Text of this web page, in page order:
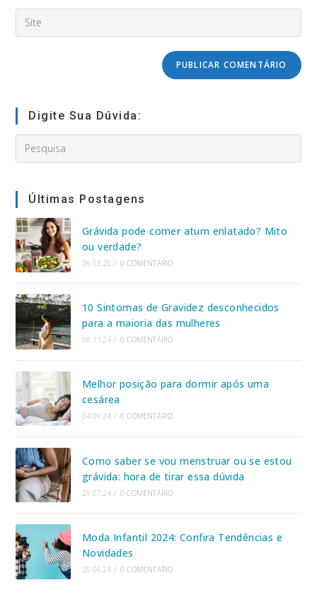
de
usuário
para
address
to
Digite
(opcional)
Digite Sua Dúvida:
Search
this
Últimas Postagens
Grávida pode comer atum enlatado? Mito
ou verdade?
06.03.25 / 0 COMENTÁRIO
10 Sintomas de Gravidez desconhecidos
para a maioria das mulheres
08.11.24 / 0 COMENTÁRIO
Melhor posição para dormir após uma
cesárea
04.09.24 / 0 COMENTÁRIO
Como saber se vou menstruar ou se estou
grávida: hora de tirar essa dúvida
29.07.24 / 0 COMENTÁRIO
Moda Infantil 2024: Confira Tendências e
Novidades
25.06.24 / 0 COMENTÁRIO